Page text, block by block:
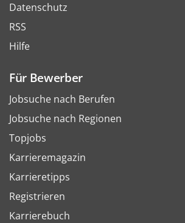
Datenschutz
RSS
Hilfe
Für Bewerber
Jobsuche nach Berufen
Jobsuche nach Regionen
Topjobs
Karrieremagazin
Karrieretipps
Registrieren
Karrierebuch